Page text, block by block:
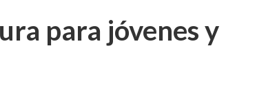
para jóvenes y